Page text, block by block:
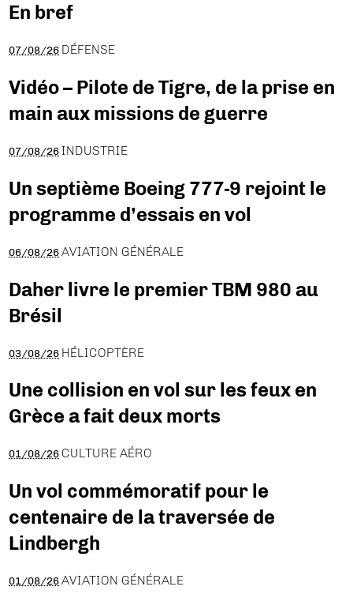
En bref
07/08/26 DÉFENSE
Vidéo – Pilote de Tigre, de la prise en
main aux missions de guerre
07/08/26 INDUSTRIE
Un septième Boeing 777-9 rejoint le
programme d’essais en vol
06/08/26 AVIATION GÉNÉRALE
Daher livre le premier TBM 980 au
Brésil
03/08/26 HÉLICOPTÈRE
Une collision en vol sur les feux en
Grèce a fait deux morts
01/08/26 CULTURE AÉRO
Un vol commémoratif pour le
centenaire de la traversée de
Lindbergh
01/08/26 AVIATION GÉNÉRALE